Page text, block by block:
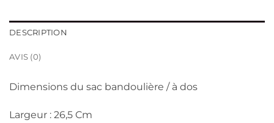
DESCRIPTION
AVIS (0)
Dimensions du sac bandoulière / à dos
Largeur : 26,5 Cm